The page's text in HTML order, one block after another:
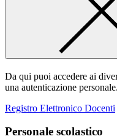
Da qui puoi accedere ai
una autenticazione personale.
Registro Elettronico Docenti
Personale scolastico